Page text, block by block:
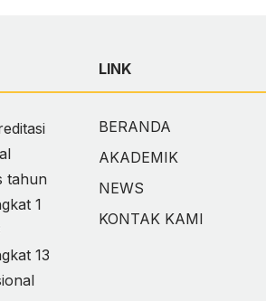
tahun
1
13
LINK
BERANDA
AKADEMIK
NEWS
KONTAK KAMI